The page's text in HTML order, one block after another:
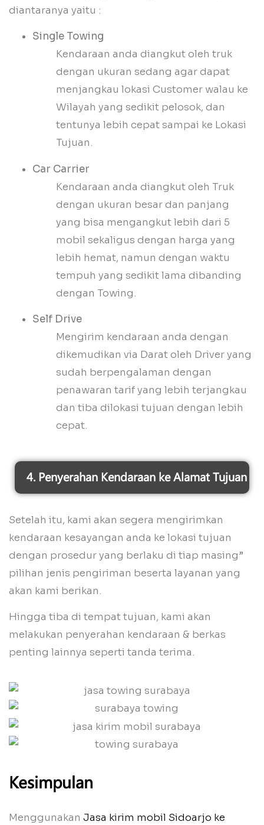
diantaranya yaitu :
Single Towing
Kendaraan anda diangkut oleh truk
dengan ukuran sedang agar dapat
menjangkau lokasi Customer walau ke
Wilayah yang sedikit pelosok, dan
tentunya lebih cepat sampai ke Lokasi
Tujuan.
Car Carrier
Kendaraan anda diangkut oleh Truk
dengan ukuran besar dan panjang
yang bisa mengangkut lebih dari 5
mobil sekaligus dengan harga yang
lebih hemat, namun dengan waktu
tempuh yang sedikit lama dibanding
dengan Towing.
Self Drive
Mengirim kendaraan anda dengan
dikemudikan via Darat oleh Driver yang
sudah berpengalaman dengan
penawaran tarif yang lebih terjangkau
dan tiba dilokasi tujuan dengan lebih
cepat.
4. Penyerahan Kendaraan ke Alamat Tujuan
Setelah itu, kami akan segera mengirimkan
kendaraan kesayangan anda ke lokasi tujuan
dengan prosedur yang berlaku di tiap masing”
pilihan jenis pengiriman beserta layanan yang
akan kami berikan.
Hingga tiba di tempat tujuan, kami akan
melakukan penyerahan kendaraan & berkas
penting lainnya seperti tanda terima.
Kesimpulan
Menggunakan Jasa kirim mobil Sidoarjo ke